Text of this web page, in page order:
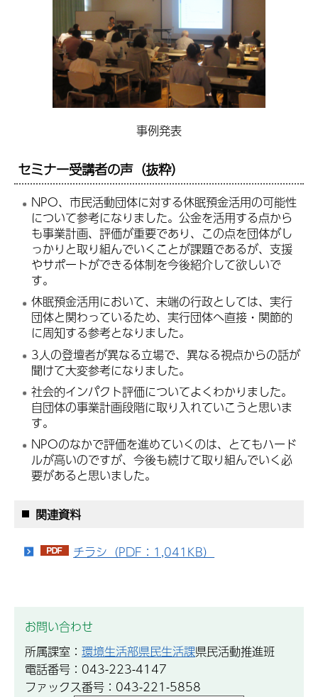
事例発表
セミナー受講者の声（抜粋）
NPO、市民活動団体に対する休眠預金活用の可能性
について参考になりました。公金を活用する点から
も事業計画、評価が重要であり、この点を団体がし
っかりと取り組んでいくことが課題であるが、支援
やサポートができる体制を今後紹介して欲しいで
す。
休眠預金活用において、末端の行政としては、実行
団体と関わっているため、実行団体へ直接・関節的
に周知する参考となりました。
3人の登壇者が異なる立場で、異なる視点からの話が
聞けて大変参考になりました。
社会的インパクト評価についてよくわかりました。
自団体の事業計画段階に取り入れていこうと思いま
す。
NPOのなかで評価を進めていくのは、とてもハード
ルが高いのですが、今後も続けて取り組んでいく必
要があると思いました。
関連資料
チラシ（PDF：1,041KB）
お問い合わせ
所属課室： 環境生活部県民生活課県民活動推進班
電話番号：043-223-4147
ファックス番号：043-221-5858